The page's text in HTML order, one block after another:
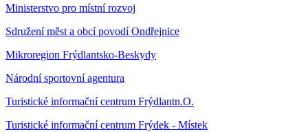
Ministerstvo pro místní rozvoj
Sdružení měst a obcí povodí Ondřejnice
Mikroregion Frýdlantsko-Beskydy
Národní sportovní agentura
Turistické informační centrum Frýdlantn.O.
Turistické informační centrum Frýdek - Místek